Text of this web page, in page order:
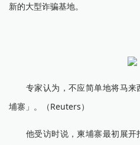
新的大型诈骗基地。
专家认为，不应简单地将马来
埔寨」。（Reuters）
他受访时说，柬埔寨最初展开